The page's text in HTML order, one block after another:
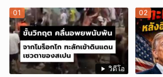
วิดีโอ
01 02